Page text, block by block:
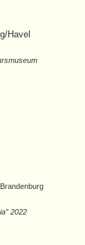
Havel
2022